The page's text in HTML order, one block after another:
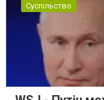
Суспільство